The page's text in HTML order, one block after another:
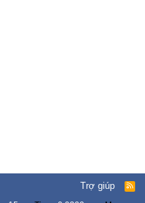
Trợ giúp
R